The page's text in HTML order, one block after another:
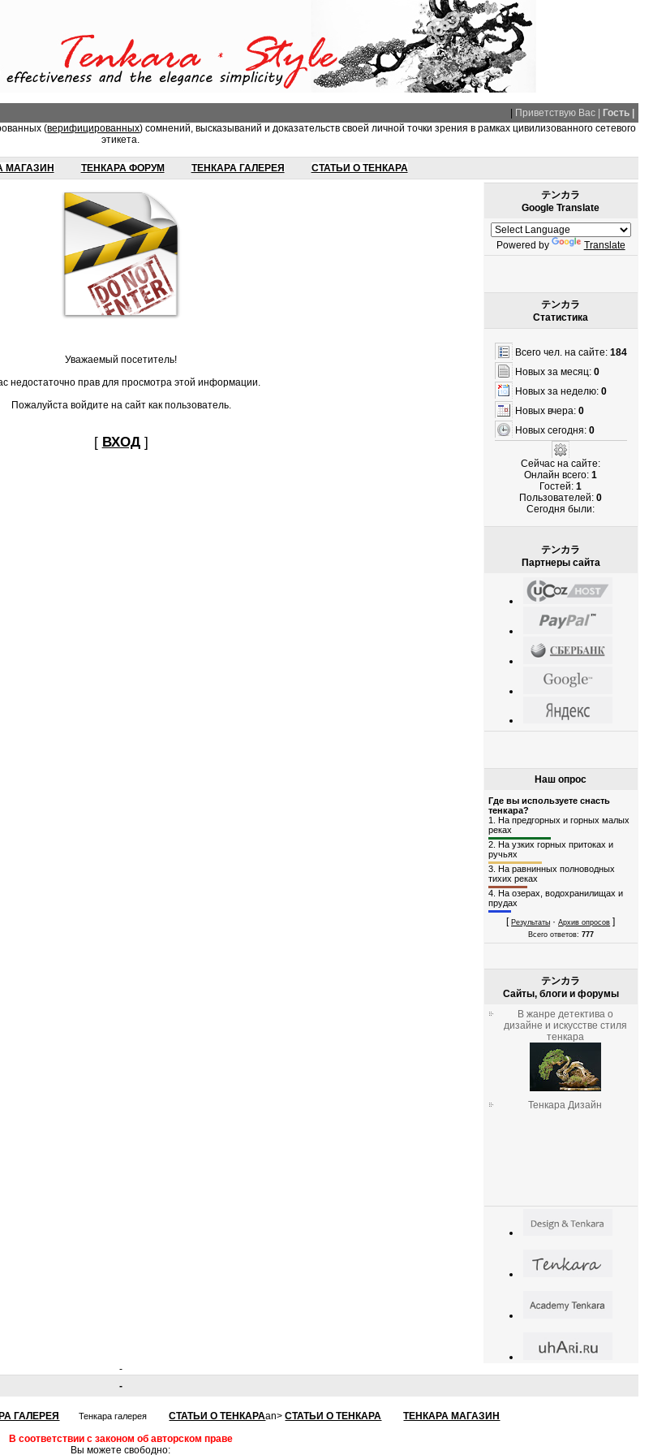
| Приветствую Вас | Гость |
(верифицированных) сомнений, высказываний и доказательств своей личной точки зрения в рамках цивилизованного сетевого
этикета.
МАГАЗИН ТЕНКАРА ФОРУМ ТЕНКАРА ГАЛЕРЕЯ СТАТЬИ О ТЕНКАРА
Уважаемый посетитель!
недостаточно прав для просмотра этой информации.
Пожалуйста войдите на сайт как пользователь.
[ ВХОД]
テンカラ
Google Translate
Powered by Translate
テンカラ
Статистика
Всего чел. на сайте: 184
Новых за месяц:0
Новых за неделю:0
Новых вчера:0
Новых сегодня:0
Сейчас на сайте:
Онлайн всего:1
Гостей:1
Пользователей:0
Cегодня были:
テンカラ
Партнеры сайта
Наш опрос
Где вы используете снасть
тенкара?
1. На предгорных и горных малых
реках
2. На узких горных притоках и
ручьях
3. На равнинных полноводных
тихих реках
4. На озерах, водохранилищах и
прудах
[Результаты ·Архив опросов ]
Всего ответов: 777
テンカラ
Сайты, блоги и форумы
В жанре детектива о
дизайне и искусстве стиля
тенкара
Тенкара Дизайн
-
-
ГАЛЕРЕЯ Тенкара галерея СТАТЬИ О ТЕНКАРАan>СТАТЬИ О ТЕНКАРА
ТЕНКАРА МАГАЗИН
В соответствии с законом об авторском праве
Вы можете свободно: